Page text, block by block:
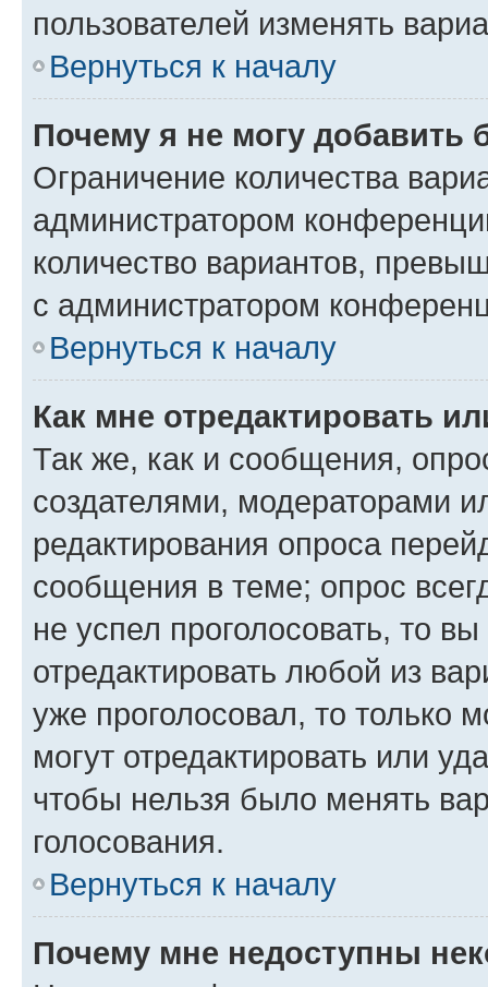
пользователей изменять
Вернуться к началу
Почему я не могу добавить
Ограничение количества
администратором
количество вариантов,
с администратором
Вернуться к началу
Как мне отредактировать
Так же, как и сообщения,
создателями, модераторами
редактирования опроса
сообщения в теме; опрос
не успел проголосовать, то
отредактировать любой из
уже проголосовал, то только
могут отредактировать или
чтобы нельзя было менять
голосования.
Вернуться к началу
Почему мне недоступны